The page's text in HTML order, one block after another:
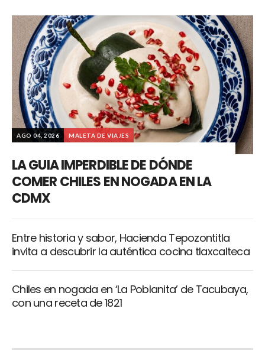
AGO 04, 2026 MALETA DE VIAJES
LA GUIA IMPERDIBLE DE DÓNDE
COMER CHILES EN NOGADA EN LA
CDMX
Entre historia y sabor, Hacienda Tepozontitla
invita a descubrir la auténtica cocina tlaxcalteca
Chiles en nogada en ‘La Poblanita’ de Tacubaya,
con una receta de 1821